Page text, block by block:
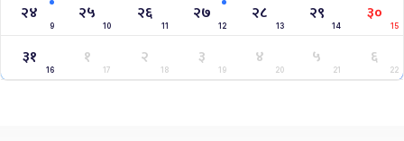
२४
9
२५
10
२६
11
२७
12
२८
13
२९
14
३०
15
३१
16
१
17
२
18
३
19
४
20
५
21
६
22